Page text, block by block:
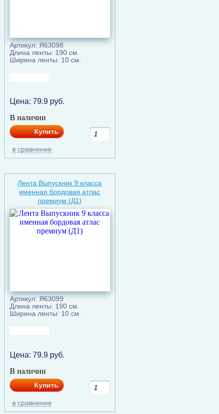
Артикул: Я63098
Длина ленты: 190 см.
Ширина ленты: 10 см.
Цена: 79.9руб.
В наличии
Купить
в сравнение
Лента Выпускник 9 класса
именная бордовая атлас
премиум (Д1)
Артикул: Я63099
Длина ленты: 190 см.
Ширина ленты: 10 см.
Цена: 79.9руб.
В наличии
Купить
в сравнение